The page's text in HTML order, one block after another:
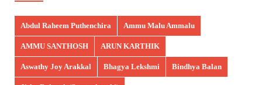
Abdul Raheem Puthenchira Ammu Malu Ammalu
AMMU SANTHOSH ARUN KARTHIK
Aswathy Joy Arakkal Bhagya Lekshmi Bindhya Balan